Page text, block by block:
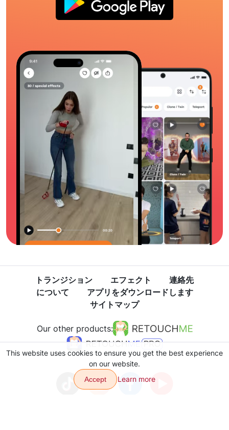
トランジション エフェクト
連絡先
について
アプリをダウンロードします
サイトマップ
Our other products:
This website uses cookies to ensure you get the best experience
on our website.
Accept Learn more